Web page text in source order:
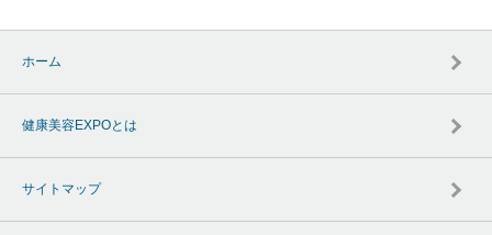
ホーム
健康美容EXPOとは
サイトマップ